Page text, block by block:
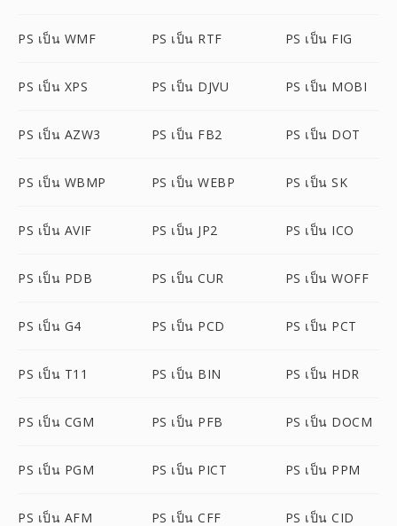
PS เป็น WMF PS เป็น RTF PS เป็น FIG
PS เป็น XPS PS เป็น DJVU PS เป็น MOBI
PS เป็น AZW3 PS เป็น FB2 PS เป็น DOT
PS เป็น WBMP PS เป็น WEBP PS เป็น SK
PS เป็น AVIF PS เป็น JP2 PS เป็น ICO
PS เป็น PDB PS เป็น CUR PS เป็น WOFF
PS เป็น G4 PS เป็น PCD PS เป็น PCT
PS เป็น T11 PS เป็น BIN PS เป็น HDR
PS เป็น CGM PS เป็น PFB PS เป็น DOCM
PS เป็น PGM PS เป็น PICT PS เป็น PPM
PS เป็น AFM PS เป็น CFF PS เป็น CID